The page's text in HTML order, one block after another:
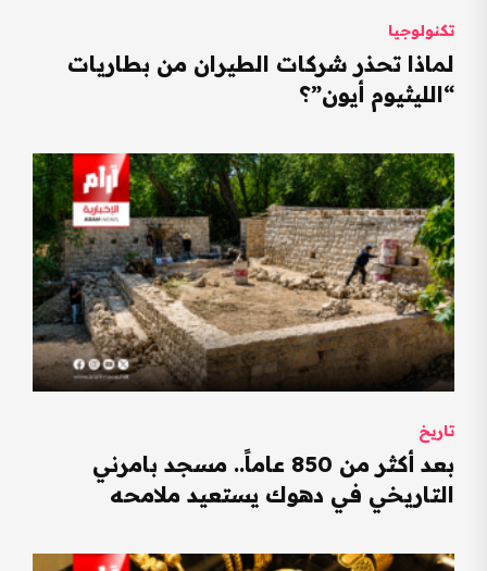
تكنولوجيا
لماذا تحذر شركات الطيران من بطاريات
“الليثيوم أيون”؟
تاريخ
بعد أكثر من 850 عاماً.. مسجد بامرني
التاريخي في دهوك يستعيد ملامحه